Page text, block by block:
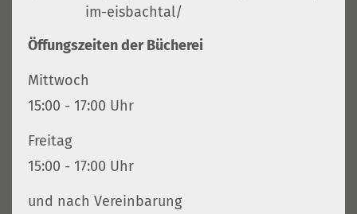
im-eisbachtal/
Öffungszeiten der Bücherei
Mittwoch
15:00 - 17:00 Uhr
Freitag
15:00 - 17:00 Uhr
und nach Vereinbarung